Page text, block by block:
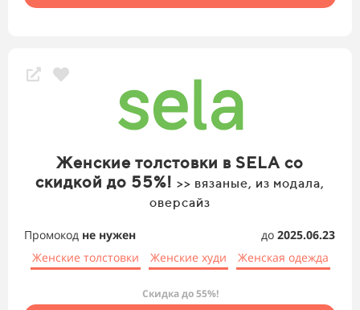
Женские толстовки в SELA со
скидкой до 55%! >> вязаные, из модала,
оверсайз
Промокод не нужен до 2025.06.23
Женские толстовки
Женские худи Женская одежда
Скидка до 55%!